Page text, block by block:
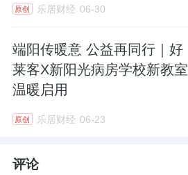
原创 乐居财经 06-30
端阳传暖意 公益再同行｜好
莱客X新阳光病房学校新教室
温暖启用
原创 乐居财经 06-23
评论